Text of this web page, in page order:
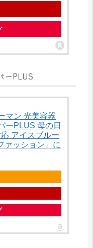
ーPLUS
マン 光美容器
ーPLUS 母の日
アイスブルー
ァッション」に